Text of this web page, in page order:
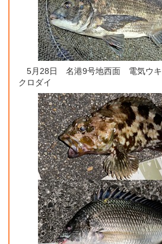
5月28日 名港9号地西面 電気ウキ
クロダイ